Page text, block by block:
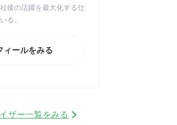
後の活躍を最大化する仕
る。
ィールをみる
ザー一覧をみる